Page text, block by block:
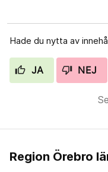
Hade du nytta av
JA NEJ
Region Örebro